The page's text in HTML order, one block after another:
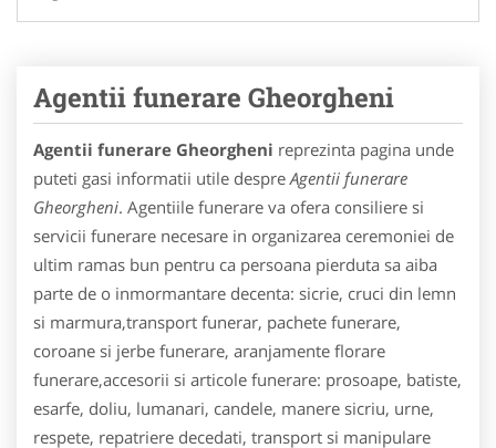
Agentii funerare Gheorgheni
Agentii funerare Gheorgheni reprezinta pagina unde
puteti gasi informatii utile despre Agentii funerare
Gheorgheni. Agentiile funerare va ofera consiliere si
servicii funerare necesare in organizarea ceremoniei de
ultim ramas bun pentru ca persoana pierduta sa aiba
parte de o inmormantare decenta: sicrie, cruci din lemn
si marmura,transport funerar, pachete funerare,
coroane si jerbe funerare, aranjamente florare
funerare,accesorii si articole funerare: prosoape, batiste,
esarfe, doliu, lumanari, candele, manere sicriu, urne,
respete, repatriere decedati, transport si manipulare